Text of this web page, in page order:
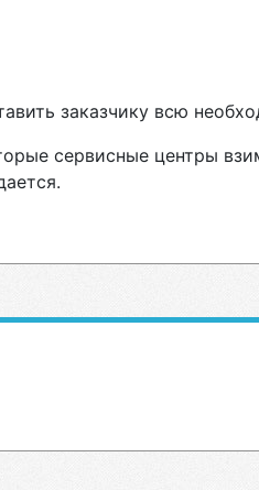
заказчику всю
сервисные центры